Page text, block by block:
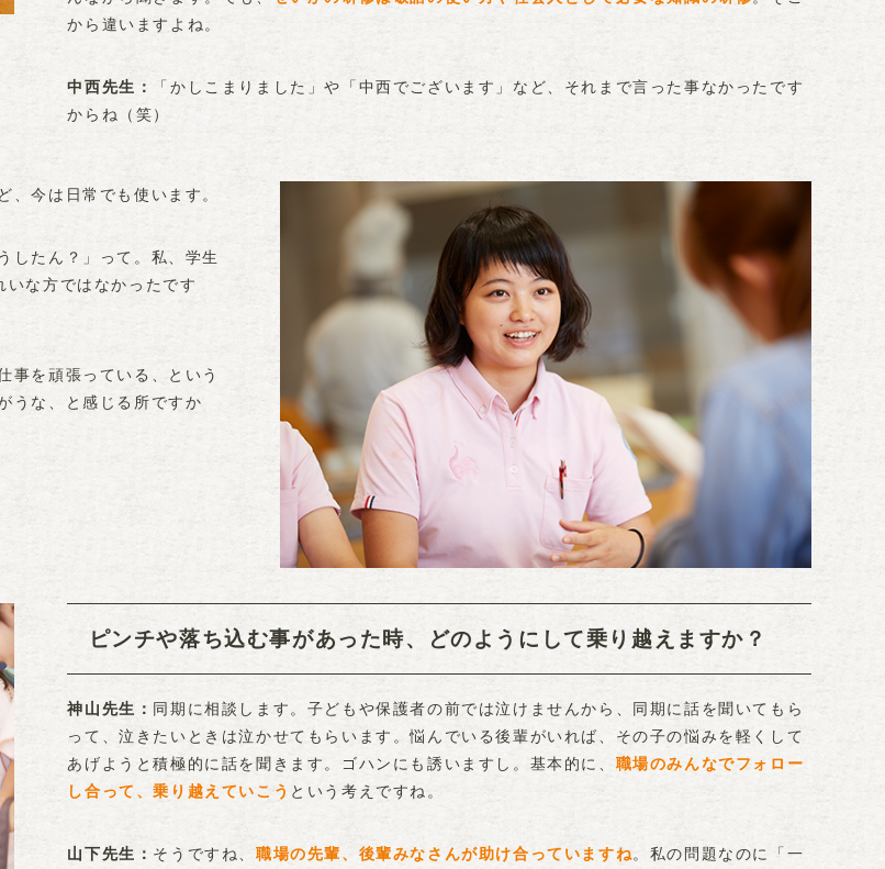
から違いますよね。
中西先生
「かしこまりました」や「中西でございます」など、それまで言った事なかったです
からね（笑）
、今は日常でも使います。
したん？」って。私、学生
な方ではなかったです
事を頑張っている、という
うな、と感じる所ですか
ピンチや落ち込む事があった時、どのようにして乗り越えますか？
神山先生
同期に相談します。子どもや保護者の前では泣けませんから、同期に話を聞いてもら
って、泣きたいときは泣かせてもらいます。悩んでいる後輩がいれば、その子の悩みを軽くして
あげようと積極的に話を聞きます。ゴハンにも誘いますし。基本的に、 職場のみんなでフォロー
し合って、乗り越えていこう という考えですね。
山下先生 そうですね、職場の先輩、後輩みなさんが助け合っていますね。私の問題なのに「一